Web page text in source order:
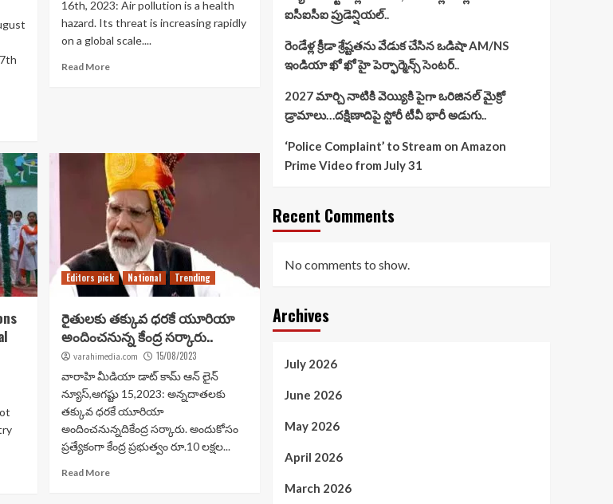
16th, 2023: Air pollution is a health
hazard. Its threat is increasing rapidly
on a global scale....
Read More
Editors pick National Trending
రైతులకు తక్కువ ధరకే యూరియా
అందించనున్న కేంద్ర సర్కారు..
varahimedia.com 15/08/2023
వారాహి మీడియా డాట్ కామ్ ఆన్ లైన్
న్యూస్,ఆగష్టు 15,2023: అన్నదాతలకు
తక్కువ ధరకే యూరియా
అందించనున్నదికేంద్ర సర్కారు. అందుకోసం
ప్రత్యేకంగా కేంద్ర ప్రభుత్వం రూ.10 లక్షల...
Read More
ఐసీఐసీఐ ప్రుడెన్షియల్..
రెండేళ్ల క్రీడా శ్రేష్టతను వేడుక చేసిన ఒడిషా AM/NS
ఇండియా ఖో ఖో హై పెర్ఫార్మెన్స్ సెంటర్..
2027 మార్చి నాటికి వెయ్యికి పైగా ఒరిజినల్ మైక్రో
డ్రామాలు…దక్షిణాదిపై స్టోరీ టీవీ భారీ అడుగు..
‘Police Complaint’ to Stream on Amazon
Prime Video from July 31
Recent Comments
No comments to show.
Archives
July 2026
June 2026
May 2026
April 2026
March 2026